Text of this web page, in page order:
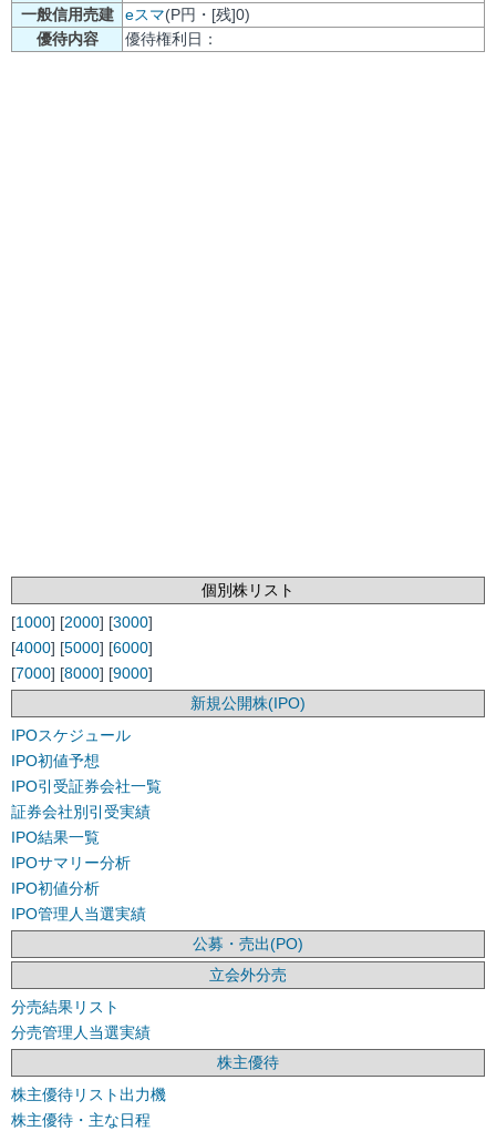
一般信用売建
eスマ(P円・[残]0)
優待内容
優待権利日：
個別株リスト
[1000] [2000] [3000]
[4000] [5000] [6000]
[7000] [8000] [9000]
新規公開株(IPO)
IPOスケジュール
IPO初値予想
IPO引受証券会社一覧
証券会社別引受実績
IPO結果一覧
IPOサマリー分析
IPO初値分析
IPO管理人当選実績
公募・売出(PO)
立会外分売
分売結果リスト
分売管理人当選実績
株主優待
株主優待リスト出力機
株主優待・主な日程